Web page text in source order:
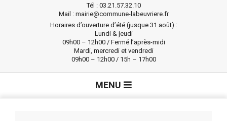
Tél : 03.21.57.32.10
Mail : mairie@commune-labeuvriere.fr
Horaires d’ouverture d’été (jusque 31 août) :
Lundi & jeudi
09h00 – 12h00 / Fermé l’après-midi
Mardi, mercredi et vendredi
09h00 – 12h00 / 15h – 17h00
MENU